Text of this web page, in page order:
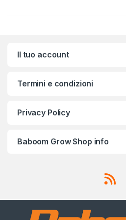
Il tuo account
Termini e condizioni
Privacy Policy
Baboom Grow Shop info